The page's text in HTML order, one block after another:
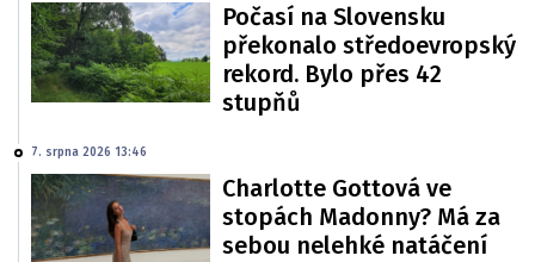
Počasí na Slovensku
překonalo středoevropský
rekord. Bylo přes 42
stupňů
7. srpna 2026 13:46
Charlotte Gottová ve
stopách Madonny? Má za
sebou nelehké natáčení